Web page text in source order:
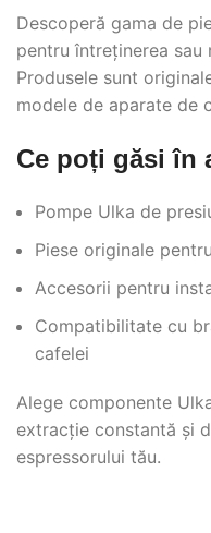
Descoperă gama de
pentru întreținerea sau
Produsele sunt
modele de aparate de
Ce poți găsi în
Pompe Ulka de
Piese originale
Accesorii pentru
Compatibilitate cu
cafelei
Alege componente
extracție constantă și
espressorului tău.